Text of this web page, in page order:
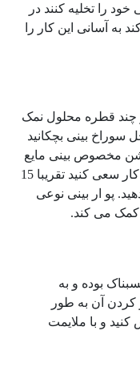
بینی خود را تخلیه کنند در
به آسانی این کار را
چند قطره محلول نمک
سوراخ بینی بچکانید
مخصوص بینی مایع
و خلط ها را از بینی خارج کنید برای این کار سعی کنید تقریبا 15
پو ار بینی نوعی
کمک می کند.
بوده و به
آن به طور
و با ملایمت